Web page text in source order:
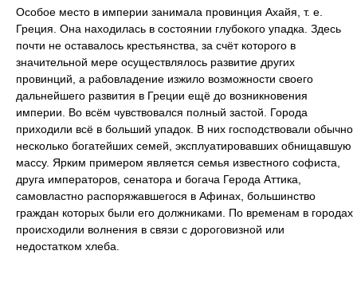
Особое место в империи занимала провинция Ахайя, т. е.
Греция. Она находилась в состоянии глубокого упадка. Здесь
почти не оставалось крестьянства, за счёт которого в
значительной мере осуществлялось развитие других
провинций, а рабовладение изжило возможности своего
дальнейшего развития в Греции ещё до возникновения
империи. Во всём чувствовался полный застой. Города
приходили всё в больший упадок. В них господствовали обычно
несколько богатейших семей, эксплуатировавших обнищавшую
массу. Ярким примером является семья известного софиста,
друга императоров, сенатора и богача Герода Аттика,
самовластно распоряжавшегося в Афинах, большинство
граждан которых были его должниками. По временам в городах
происходили волнения в связи с дороговизной или
недостатком хлеба.